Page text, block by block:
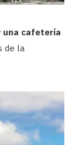
una cafetería
de la